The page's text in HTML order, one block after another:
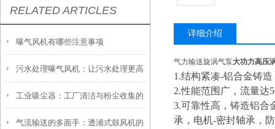
RELATED ARTICLES
曝气风机有哪些注意事项
污水处理曝气风机：让污水处理更高
效
工业吸尘器：工厂清洁与粉尘收集的
设备
气流输送的多面手：透浦式鼓风机的
详细介绍
气力输送旋涡气泵大功力高压
1.结构紧凑-铝合金铸
2.性能范围广，流量达
3.可靠性高，铸造铝合
承，电机-密封轴承，